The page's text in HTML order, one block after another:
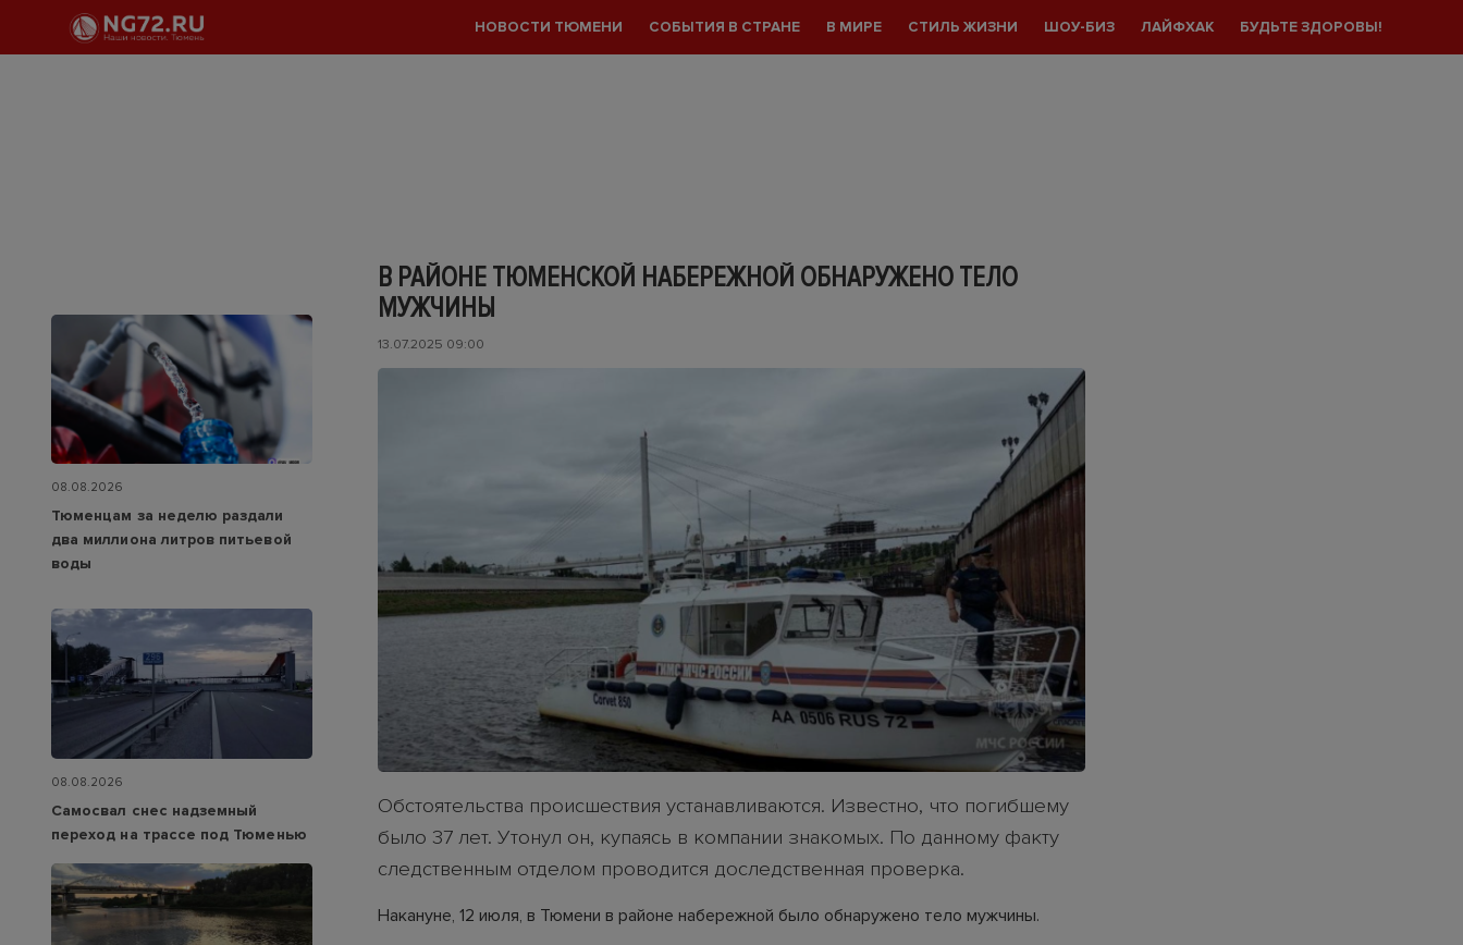
НОВОСТИ ТЮМЕНИ СОБЫТИЯ В СТРАНЕ В МИРЕ СТИЛЬ ЖИЗНИ ШОУ-БИЗ ЛАЙФХАК БУДЬТЕ ЗДОРОВЫ!
В РАЙОНЕ ТЮМЕНСКОЙ НАБЕРЕЖНОЙ ОБНАРУЖЕНО ТЕЛО
МУЖЧИНЫ
13.07.2025 09:00
Обстоятельства происшествия устанавливаются. Известно, что погибшему
было 37 лет. Утонул он, купаясь в компании знакомых. По данному факту
следственным отделом проводится доследственная проверка.
Накануне, 12 июля, в Тюмени в районе набережной было обнаружено тело мужчины.
08.08.2026
Тюменцам за неделю раздали
два миллиона литров питьевой
воды
08.08.2026
Самосвал снес надземный
переход на трассе под Тюменью